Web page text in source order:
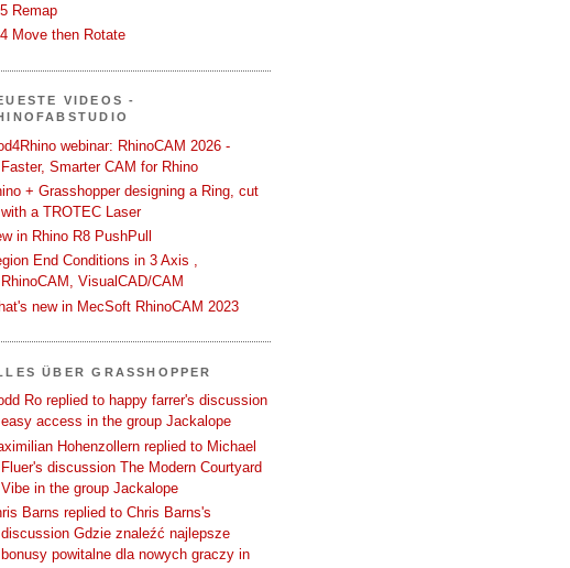
Remap
Move then Rotate
VIDEOS -
webinar: RhinoCAM 2026 -
Faster, Smarter CAM for Rhino
+ Grasshopper designing a Ring, cut
with a TROTEC Laser
in Rhino R8 PushPull
End Conditions in 3 Axis ,
RhinoCAM, VisualCAD/CAM
new in MecSoft RhinoCAM 2023
ÜBER GRASSHOPPER
Ro replied to happy farrer's discussion
easy access in the group Jackalope
Hohenzollern replied to Michael
Fluer's discussion The Modern Courtyard
Vibe in the group Jackalope
Barns replied to Chris Barns's
discussion Gdzie znaleźć najlepsze
bonusy powitalne dla nowych graczy in